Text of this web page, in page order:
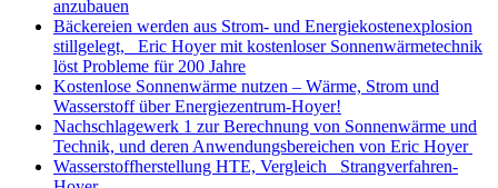
anzubauen
Bäckereien werden aus Strom- und Energiekostenexplosion
stillgelegt, Eric Hoyer mit kostenloser Sonnenwärmetechnik
löst Probleme für 200 Jahre
Kostenlose Sonnenwärme nutzen – Wärme, Strom und
Wasserstoff über Energiezentrum-Hoyer!
Nachschlagewerk 1 zur Berechnung von Sonnenwärme und
Technik, und deren Anwendungsbereichen von Eric Hoyer
Wasserstoffherstellung HTE, Vergleich Strangverfahren-